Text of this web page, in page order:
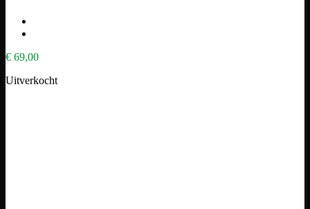
€ 69,00
Uitverkocht